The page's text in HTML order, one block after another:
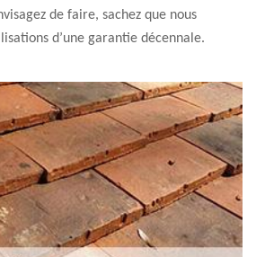
de faire, sachez que nous
d’une garantie décennale.